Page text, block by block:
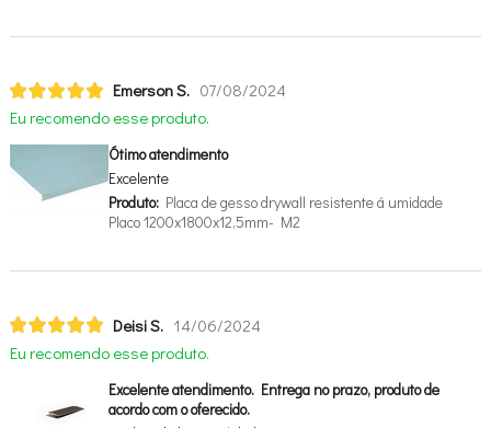
Emerson S. 07/08/2024
Eu recomendo esse produto.
Ótimo atendimento
Excelente
Produto:Placa de gesso drywall resistente á umidade
Placo 1200x1800x12,5mm- M2
Deisi S. 14/06/2024
Eu recomendo esse produto.
Excelente atendimento. Entrega no prazo, produto de
acordo com o oferecido.